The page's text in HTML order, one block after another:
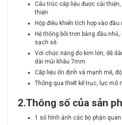
Cấu trúc cấp liệu được cải
thiện.
Hộp điều khiển tích hợp vào
Hệ thống bôi trơn bằng dầu
sạch sẽ.
Với chức năng đo kim lớn, dễ
dài mũi khâu 7mm.
Cấp liệu ổn định và mạnh mẽ,
Thông qua thiết kế trục, lực mô
2.Thông số của sản
1 số hình ảnh các bộ phận